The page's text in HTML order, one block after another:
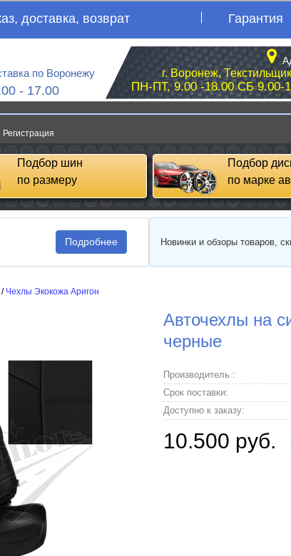
доставка, возврат Гарантия
по Воронежу
- 17.00
г. Воронеж,
ПН-ПТ, 9.00 -18.00 СБ 9.00-
Регистрация
Подбор шин
по размеру
Подбор
по марке
Подробнее Новинки и обзоры товаров,
/ Чехлы Экокожа Аригон
Авточехлы на
черные
Производитель :
Срок поставки:
Доступно к заказу:
10.500 руб.